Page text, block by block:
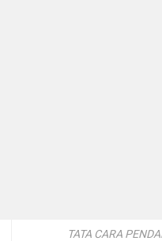
TATA CARA